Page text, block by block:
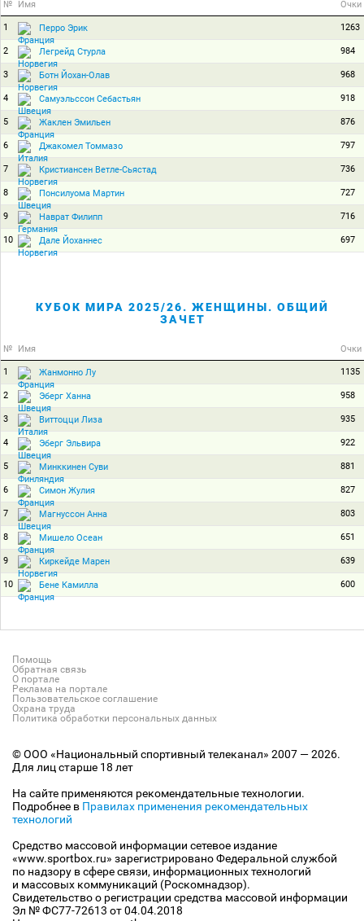
№ Имя Очки
1 Перро Эрик 1263
2 Легрейд Стурла 984
3 Ботн Йохан-Олав 968
4 Самуэльссон Себастьян 918
5 Жаклен Эмильен 876
6 Джакомел Томмазо 797
7 Кристиансен Ветле-Сьястад 736
8 Понсилуома Мартин 727
9 Наврат Филипп 716
10 Дале Йоханнес 697
КУБОК МИРА 2025/26. ЖЕНЩИНЫ. ОБЩИЙ
ЗАЧЕТ
№ Имя Очки
1 Жанмонно Лу 1135
2 Эберг Ханна 958
3 Виттоцци Лиза 935
4 Эберг Эльвира 922
5 Минккинен Суви 881
6 Симон Жулия 827
7 Магнуссон Анна 803
8 Мишело Осеан 651
9 Киркейде Марен 639
10 Бене Камилла 600
Помощь
Обратная связь
О портале
Реклама на портале
Пользовательское соглашение
Охрана труда
Политика обработки персональных данных
© ООО «Национальный спортивный телеканал» 2007 — 2026.
Для лиц старше 18 лет
На сайте применяются рекомендательные технологии.
Подробнее в Правилах применения рекомендательных
технологий
Средство массовой информации сетевое издание
«www.sportbox.ru» зарегистрировано Федеральной службой
по надзору в сфере связи, информационных технологий
и массовых коммуникаций (Роскомнадзор).
Свидетельство о регистрации средства массовой информации
Эл № ФС77-72613 от 04.04.2018